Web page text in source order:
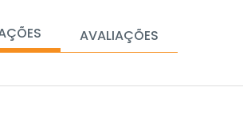
AVALIAÇÕES